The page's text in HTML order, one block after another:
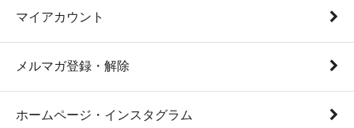
マイアカウント
メルマガ登録・解除
ホームページ・インスタグラム